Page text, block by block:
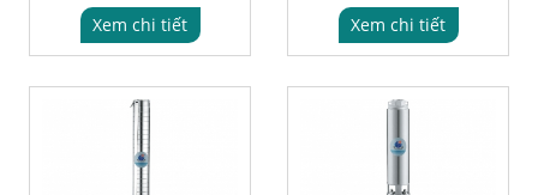
Xem chi tiết
Xem chi tiết